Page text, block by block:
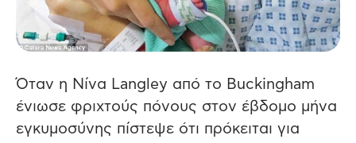
Όταν η Νίνα Langley από το Buckingham
ένιωσε φριχτούς πόνους στον έβδομο μήνα
εγκυμοσύνης πίστεψε ότι πρόκειται για